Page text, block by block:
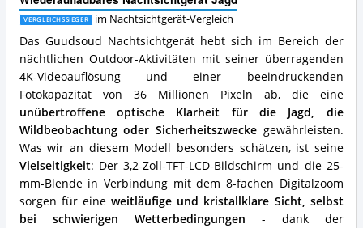
VERGLEICHSSIEGER im Nachtsichtgerät-Vergleich
Das Guudsoud Nachtsichtgerät hebt sich im Bereich der
nächtlichen Outdoor-Aktivitäten mit seiner überragenden
4K-Videoauflösung und einer beeindruckenden
Fotokapazität von 36 Millionen Pixeln ab, die eine
unübertroffene optische Klarheit für die Jagd, die
Wildbeobachtung oder Sicherheitszwecke gewährleisten.
Was wir an diesem Modell besonders schätzen, ist seine
Vielseitigkeit: Der 3,2-Zoll-TFT-LCD-Bildschirm und die 25-
mm-Blende in Verbindung mit dem 8-fachen Digitalzoom
sorgen für eineweitläufige und kristallklare Sicht, selbst
bei schwierigen Wetterbedingungen - dank der
Jagd
Vorteile:
Was
spricht
für
dieses
Nachtsichtgerät?